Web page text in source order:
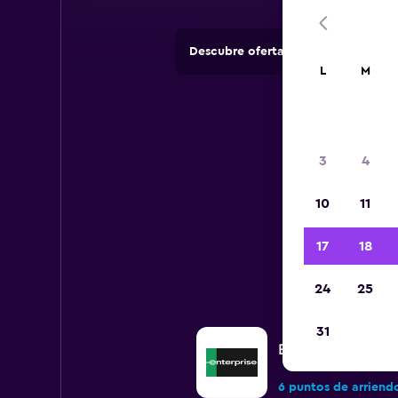
Descubre ofertas de agencias de
Enterprise Rent-A-
6 puntos de
L M
3 4
10 11
17 18
24 25
31